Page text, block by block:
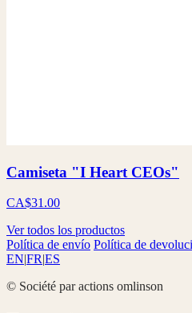
Camiseta "I Heart CEOs"
CA$31.00
Ver todos los productos
Política de envío Política de
EN|FR|ES
© Société par actions omlinson